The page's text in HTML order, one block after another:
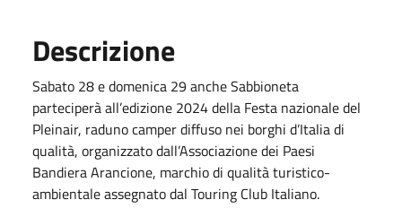
Descrizione
Sabato 28 e domenica 29 anche Sabbioneta
parteciperà all’edizione 2024 della Festa nazionale del
Pleinair, raduno camper diffuso nei borghi d’Italia di
qualità, organizzato dall’Associazione dei Paesi
Bandiera Arancione, marchio di qualità turistico-
ambientale assegnato dal Touring Club Italiano.